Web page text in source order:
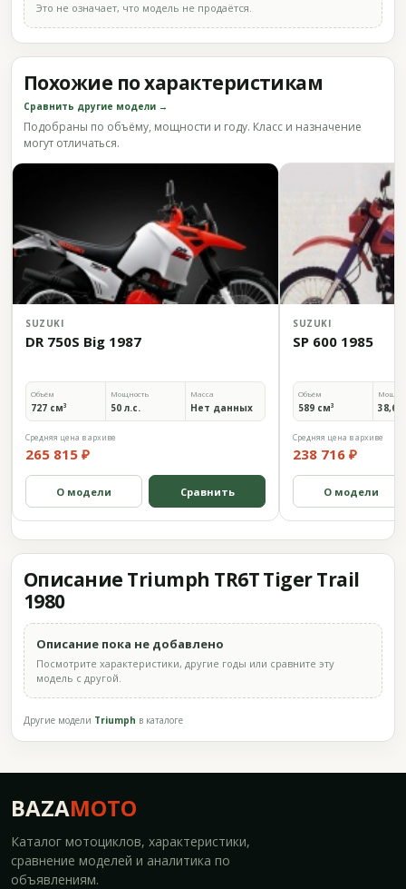
Это не означает, что модель не продаётся.
Похожие по характеристикам
Сравнить другие модели →
Подобраны по объёму, мощности и году. Класс и назначение
могут отличаться.
SUZUKI
DR 750S Big 1987
Объём
727 см³
Мощность
50 л.с.
Масса
Нет данных
Средняя цена в архиве
265 815 ₽
О модели Сравнить
SUZUKI
SP 600 1985
Объём
589 см³ 38,6
Средняя цена в архиве
238 716 ₽
О модели
Описание Triumph TR6T Tiger Trail
1980
Описание пока не добавлено
Посмотрите характеристики, другие годы или сравните эту
модель с другой.
Другие модели Triumph в каталоге
BAZAMOTO
Каталог мотоциклов, характеристики,
сравнение моделей и аналитика по
объявлениям.